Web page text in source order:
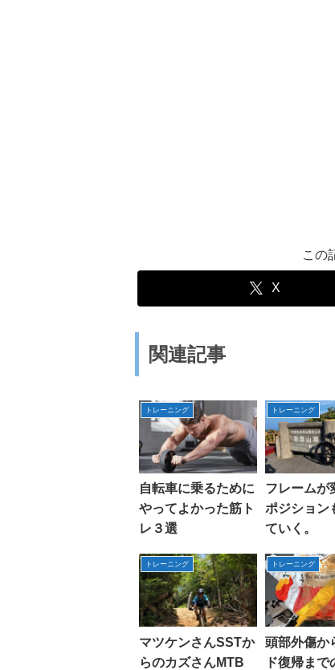
この
X
関連記事
トレーニング
自転車に乗るために
やってよかった筋ト
レ３選
トレーニング
フレームが
ポジション
ていく。
トレーニング
マツケンさんSSTか
らのカズさんMTB
トレーニング
頭部外傷か
ド復帰まで